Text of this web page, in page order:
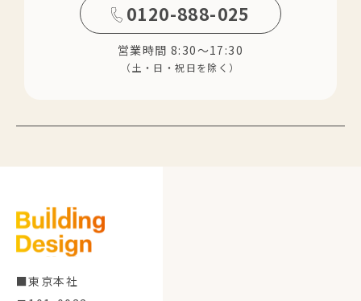
0120-888-025
営業時間 8:30～17:30
（土・日・祝日を除く）
■東京本社